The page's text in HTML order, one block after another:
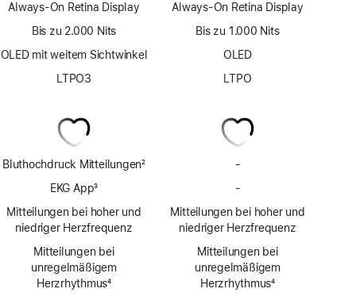
Always-On Retina Display
Bis zu 2.000 Nits
OLED mit weitem Sichtwinkel
LTPO3
Bluthochdruck Mitteilungen2
EKG App3
Mitteilungen bei hoher und
niedriger Herzfrequenz
Mitteilungen bei
unregelmäßigem
Herzrhythmus4
Always-On Retina Display
Bis zu 1.000 Nits
OLED
LTPO
-
teilungen
-
App
Mitteilungen bei hoher und
niedriger Herzfrequenz
Mitteilungen bei
unregelmäßigem
Herzrhythmus4